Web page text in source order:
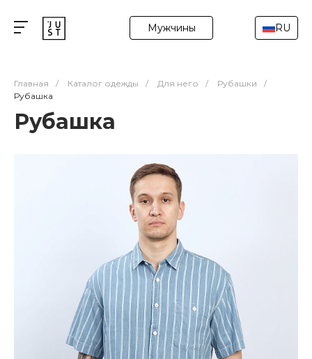
Мужчины RU
Главная / Каталог одежды / Для него / Рубашки
/
Рубашка
Рубашка